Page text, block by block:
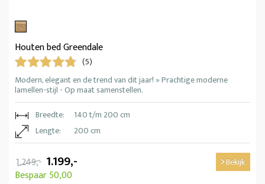
Houten bed Greendale
(5)
Modern, elegant en de trend van dit jaar! » Prachtige moderne
lamellen-stijl - Op maat samenstellen.
Breedte:
140 t/m 200 cm
Lengte:
200 cm
1.249,- 1.199,-
Bespaar 50,00
Bekijk